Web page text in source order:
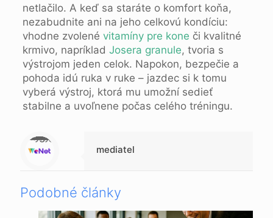
netlačilo. A keď sa staráte o komfort koňa,
nezabudnite ani na jeho celkovú kondíciu:
vhodne zvolené vitamíny pre kone či kvalitné
krmivo, napríklad Josera granule, tvoria s
výstrojom jeden celok. Napokon, bezpečie a
pohoda idú ruka v ruke – jazdec si k tomu
vyberá výstroj, ktorá mu umožní sedieť
stabilne a uvoľnene počas celého tréningu.
Warning
: Trying to access array offset on null in
/data/1/d/1da9a732-fb3a-4804-a40f-d46885ca54ae/lajk.online/web/wp-content/themes/betheme-child/includes/content-single.php
on line
286
mediatel
Podobné články